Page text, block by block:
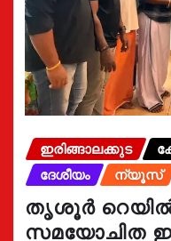
ഇരിങ്ങാലക്കുട
ദേശീയം
ന്യൂസ്
തൃശൂർ
സമയോചിത